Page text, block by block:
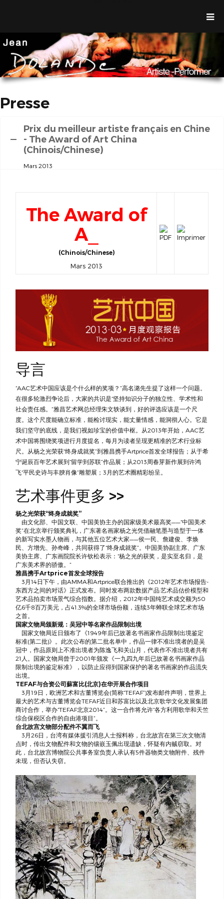
Presse
Prix du meilleur artiste français en Chine
- The Award of Art China
(Chinois/Chinese)
Mars 2013
The Award of
Art
(Chinois/Chinese)
Mars 2013
导言
“AAC艺术中国应该是个什么样的奖项？”高名潞先生提了这样一个问题。
在很多轮激烈争论后，大家的共识是“坚持知识分子的独立性、学术性和
社会责任感。”雅昌艺术网总经理朱文轶谈到，好的评选应该是一个尺
度。这个尺度能确立标准，能检讨现实，能丈量情感，能洞彻人心。它是
我们坚守的底线，是我们视如珍宝的价值中枢。从2013年开始，AAC艺
术中国将围绕奖项进行月度提名，每月为读者呈现更精准的艺术行业标
尺。从杨之光荣获“终身成就奖”到雅昌携手Artprice首发全球报告；从于希
宁诞辰百年艺术展到“留学到苏联”作品展；从2013周春芽新作展到许鸿
飞“平民史诗与丰腴肖像”雕塑展；3月的艺术圈精彩纷呈。
艺术事件更多 >>
杨之光荣获“终身成就奖”
由文化部、中国文联、中国美协主办的国家级美术最高奖——“中国美术
奖”在北京举行颁奖典礼，广东著名画家杨之光凭借融笔墨与造型于一体
的新写实水墨人物画，与其他五位艺术大家——侯一民、詹建俊、李焕
民、方增先、孙奇峰，共同获得了“终身成就奖”。中国美协副主席、广东
美协主席、广东画院院长许钦松表示：“杨之光的获奖，是实至名归，是
广东美术界的骄傲。”
雅昌携手Artprice首发全球报告
3月14日下午，由AMMA和Artprice联合推出的《2012年艺术市场报告-
东西方之间的对话》正式发布。同时发布两款数据产品:艺术品估价模型和
艺术品拍卖市场景气综合指数。据介绍，2012年中国纯艺术成交额为50
亿6千8百万美元，占41.3%的全球市场份额，连续3年蝉联全球艺术市场
之首。
国家文物局颁新规：吴冠中等名家作品限制出境
国家文物局近日颁布了《1949年后已故著名书画家作品限制出境鉴定
标准(第二批)》。此次公布的第二批名单中，作品一律不准出境者的是吴
冠中，作品原则上不准出境者为陈逸飞和关山月，代表作不准出境者共有
21人。国家文物局曾于2001年颁发《一九四九年后已故著名书画家作品
限制出境的鉴定标准》，以防止应得到国家保护的著名书画家的作品流失
出境。
TEFAF与合资公司蘇富比(北京)在华开展合作项目
3月19日，欧洲艺术和古董博览会(简称“TEFAF”)发布邮件声明，世界上
最大的艺术与古董博览会TEFAF近日和苏富比以及北京歌华文化发展集团
商讨合作，举办“TEFAF北京2014”。这一合作将允许“各方利用歌华和天竺
综合保税区合作的自由港项目”。
台北故宫文物部分配件不翼而飞
3月26日，台湾有媒体援引消息人士报料称，台北故宫在第三次文物清
点时，传出文物配件和文物的镶嵌玉佩出现遗缺，怀疑有内贼窃取。对
此，台北故宫博物院公共事务室负责人承认有5件器物类文物附件、残件
未现，但否认失窃。